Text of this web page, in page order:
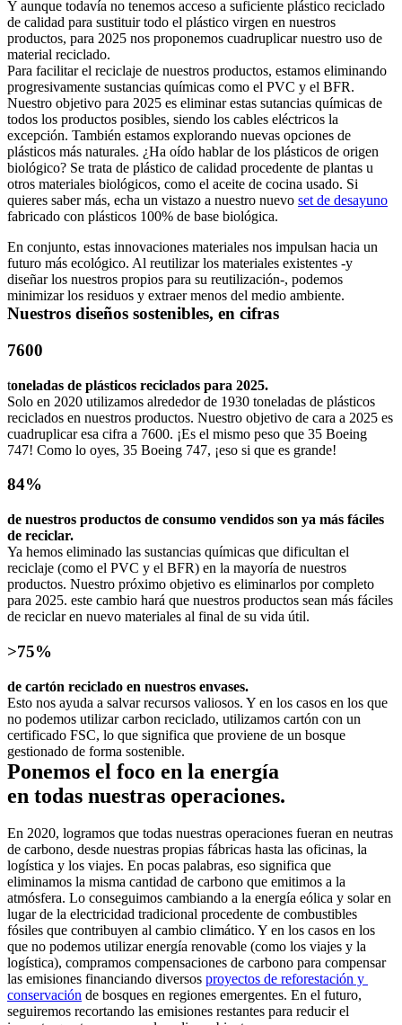
Y aunque todavía no tenemos acceso a suficiente plástico reciclado
de calidad para sustituir todo el plástico virgen en nuestros
productos, para 2025 nos proponemos cuadruplicar nuestro uso de
material reciclado.
Para facilitar el reciclaje de nuestros productos, estamos eliminando
progresivamente sustancias químicas como el PVC y el BFR.
Nuestro objetivo para 2025 es eliminar estas sutancias químicas de
todos los productos posibles, siendo los cables eléctricos la
excepción. También estamos explorando nuevas opciones de
plásticos más naturales. ¿Ha oído hablar de los plásticos de origen
biológico? Se trata de plástico de calidad procedente de plantas u
otros materiales biológicos, como el aceite de cocina usado. Si
quieres saber más, echa un vistazo a nuestro nuevo set de desayuno
fabricado con plásticos 100% de base biológica.
En conjunto, estas innovaciones materiales nos impulsan hacia un
futuro más ecológico. Al reutilizar los materiales existentes -y
diseñar los nuestros propios para su reutilización-, podemos
minimizar los residuos y extraer menos del medio ambiente.
Nuestros diseños sostenibles, en cifras
7600
toneladas de plásticos reciclados para 2025.
Solo en 2020 utilizamos alrededor de 1930 toneladas de plásticos
reciclados en nuestros productos. Nuestro objetivo de cara a 2025 es
cuadruplicar esa cifra a 7600. ¡Es el mismo peso que 35 Boeing
747! Como lo oyes, 35 Boeing 747, ¡eso si que es grande!
84%
de nuestros productos de consumo vendidos son ya más fáciles
de reciclar.
Ya hemos eliminado las sustancias químicas que dificultan el
reciclaje (como el PVC y el BFR) en la mayoría de nuestros
productos. Nuestro próximo objetivo es eliminarlos por completo
para 2025. este cambio hará que nuestros productos sean más fáciles
de reciclar en nuevo materiales al final de su vida útil.
>75%
de cartón reciclado en nuestros envases.
Esto nos ayuda a salvar recursos valiosos. Y en los casos en los que
no podemos utilizar carbon reciclado, utilizamos cartón con un
certificado FSC, lo que significa que proviene de un bosque
gestionado de forma sostenible.
Ponemos el foco en la energía
en todas nuestras operaciones.
En 2020, logramos que todas nuestras operaciones fueran en neutras
de carbono, desde nuestras propias fábricas hasta las oficinas, la
logística y los viajes. En pocas palabras, eso significa que
eliminamos la misma cantidad de carbono que emitimos a la
atmósfera. Lo conseguimos cambiando a la energía eólica y solar en
lugar de la electricidad tradicional procedente de combustibles
fósiles que contribuyen al cambio climático. Y en los casos en los
que no podemos utilizar energía renovable (como los viajes y la
logística), compramos compensaciones de carbono para compensar
las emisiones financiando diversos proyectos de reforestación y
conservación de bosques en regiones emergentes. En el futuro,
seguiremos recortando las emisiones restantes para reducir el